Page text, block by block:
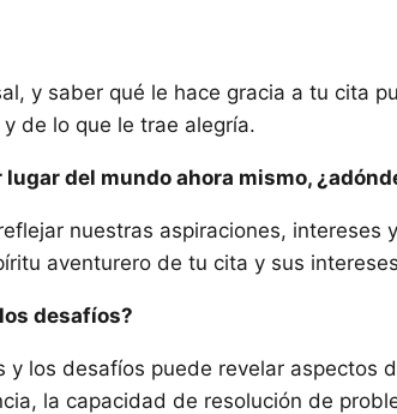
y saber qué le hace gracia a tu cita
de lo que le trae alegría.
del mundo ahora mismo,
nuestras aspiraciones, intereses
aventurero de tu cita y sus
desafíos?
y los desafíos puede revelar aspectos
la capacidad de resolución de